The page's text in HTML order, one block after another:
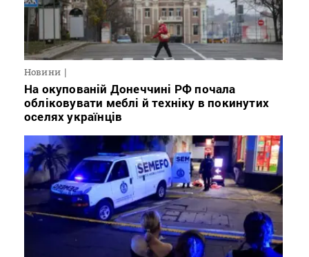
Новини
На окупованій Донеччині РФ почала
обліковувати меблі й техніку в покинутих
оселях українців